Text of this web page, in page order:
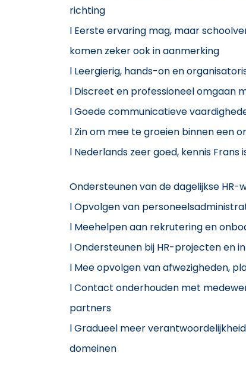
richting
l Eerste ervaring mag, maar
komen zeker ook in aanmerking
l Leergierig, hands-on en
l Discreet en professioneel omgaan
l Goede communicatieve
l Zin om mee te groeien binnen een
l Nederlands zeer goed, kennis
Ondersteunen van de dagelijkse HR-
l Opvolgen van
l Meehelpen aan rekrutering en
l Ondersteunen bij HR-projecten en
l Mee opvolgen van afwezigheden,
l Contact onderhouden met
partners
l Gradueel meer
domeinen